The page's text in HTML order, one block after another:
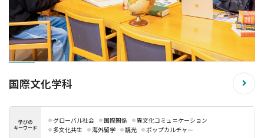
国際文化学科
学びの
キーワード
グローバル社会 国際関係
異文化コミュニケーション
多文化共生
海外留学 観光 ポップカルチャー